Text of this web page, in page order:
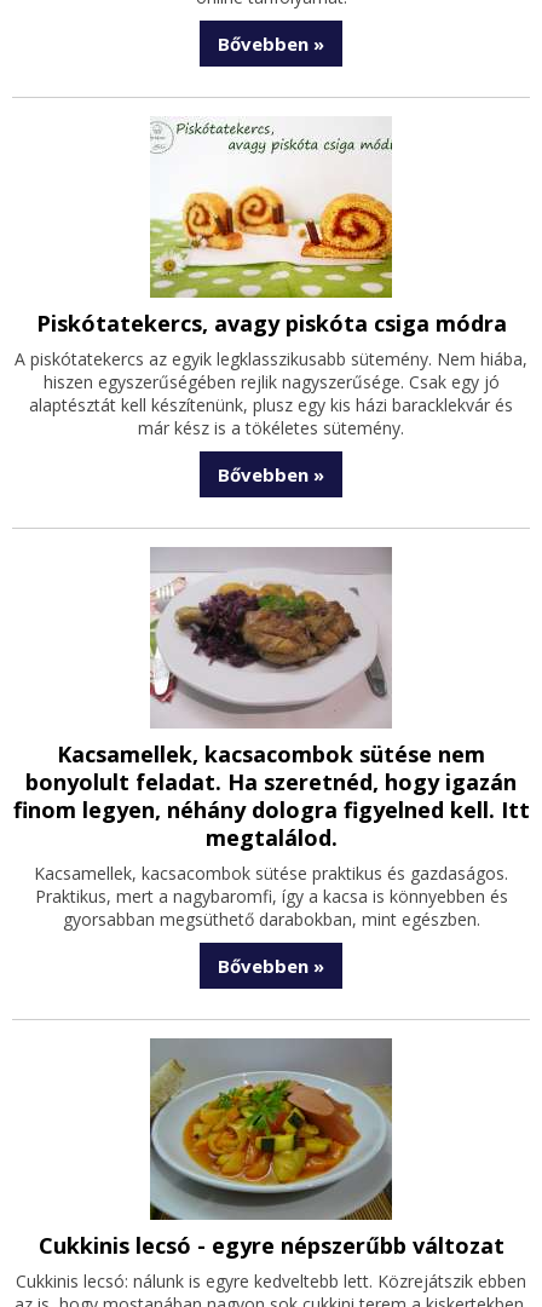
Bővebben »
Piskótatekercs, avagy piskóta csiga módra
A piskótatekercs az egyik legklasszikusabb sütemény. Nem hiába,
hiszen egyszerűségében rejlik nagyszerűsége. Csak egy jó
alaptésztát kell készítenünk, plusz egy kis házi baracklekvár és
már kész is a tökéletes sütemény.
Bővebben »
Kacsamellek, kacsacombok sütése nem
bonyolult feladat. Ha szeretnéd, hogy igazán
finom legyen, néhány dologra figyelned kell. Itt
megtalálod.
Kacsamellek, kacsacombok sütése praktikus és gazdaságos.
Praktikus, mert a nagybaromfi, így a kacsa is könnyebben és
gyorsabban megsüthető darabokban, mint egészben.
Bővebben »
Cukkinis lecsó - egyre népszerűbb változat
Cukkinis lecsó: nálunk is egyre kedveltebb lett. Közrejátszik ebben